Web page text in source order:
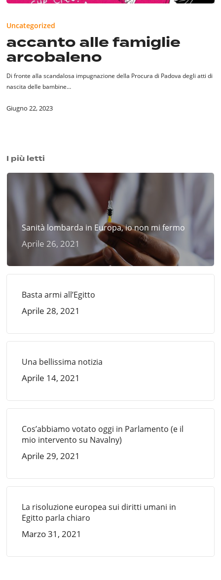
famiglie
arcobaleno
Uncategorized
accanto alle famiglie
arcobaleno
Di fronte alla scandalosa impugnazione della Procura di Padova degli atti di
nascita delle bambine…
Giugno 22, 2023
I più letti
Sanità lombarda in Europa, io non mi fermo
Aprile 26, 2021
Basta armi all’Egitto
Aprile 28, 2021
Una bellissima notizia
Aprile 14, 2021
Cos’abbiamo votato oggi in Parlamento (e il
mio intervento su Navalny)
Aprile 29, 2021
La risoluzione europea sui diritti umani in
Egitto parla chiaro
Marzo 31, 2021